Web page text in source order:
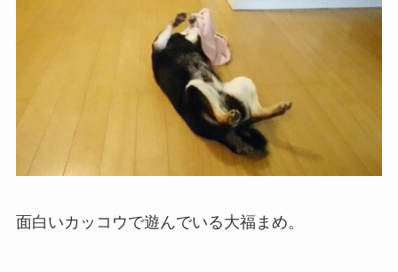
面白いカッコウで遊んでいる大福まめ。